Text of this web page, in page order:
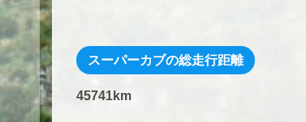
スーパーカブの総走行距離
45741km